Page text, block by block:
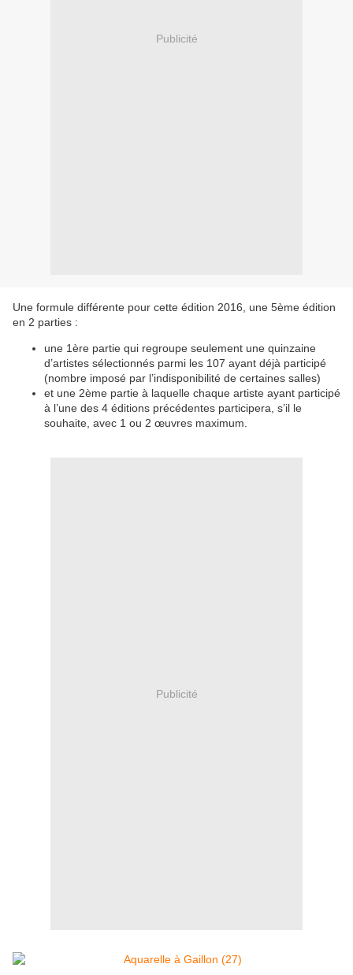
Publicité
Une formule différente pour cette édition 2016, une 5ème édition
en 2 parties :
une 1ère partie qui regroupe seulement une quinzaine
d’artistes sélectionnés parmi les 107 ayant déjà participé
(nombre imposé par l’indisponibilité de certaines salles)
et une 2ème partie à laquelle chaque artiste ayant participé
à l’une des 4 éditions précédentes participera, s’il le
souhaite, avec 1 ou 2 œuvres maximum.
Publicité